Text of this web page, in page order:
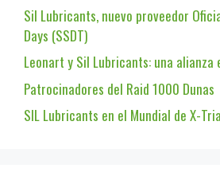
Sil Lubricants, nuevo proveedor
Days (SSDT)
Leonart y Sil Lubricants: una alianza
Patrocinadores del Raid 1000 Dunas
SIL Lubricants en el Mundial de X-